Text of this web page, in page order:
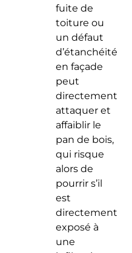
fuite de
toiture ou
un défaut
d’étanchéité
en façade
peut
directement
attaquer et
affaiblir le
pan de bois,
qui risque
alors de
pourrir s’il
est
directement
exposé à
une